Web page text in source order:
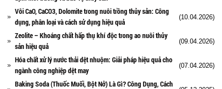
Vôi CaO, CaCO3, Dolomite trong nuôi trồng thủy sản: Công
dụng, phân loại và cách sử dụng hiệu quả
(10.04.2026)
Zeolite – Khoáng chất hấp thụ khí độc trong ao nuôi thủy
sản hiệu quả
(09.04.2026)
Hóa chất xử lý nước thải dệt nhuộm: Giải pháp hiệu quả cho
ngành công nghiệp dệt may
(07.04.2026)
Baking Soda (Thuốc Muối, Bột Nở) Là Gì? Công Dụng, Cách